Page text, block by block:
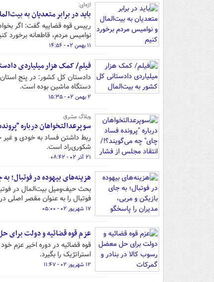
اژه‌ای:
باید ‌در برابر متعدیان به
رییس قوه قضاییه گفت: اگر
نوامیس مردم، قاطعانه برخورد
۱۱ بهمن ۰۲ - ۱۴:۵۶
فیلم/ کمک هزار میلیاردی
دستگاه ماشین بوده است.
۲ بهمن ۰۲ - ۱۵:۳۵
وبلاگ مشرق
سوپرعدالتخواهان درباره
ربط داشتن فساد به خودی و
شکوری‌راد است.
۲۱ آذر ۰۲ - ۰۸:۴۲
هزینه‌های بیهوده در فوتبال؛
بحث حیف‌ومیل بیت‌المال در
فوتبال را به عنوان مقصر اصلی
۱۷ شهریور ۰۲ - ۰۵:۰۰
عزم قوه قضائیه و دولت برای
قوه قضائیه در دوره اخیر عزم
استراتژیک را بگیرد.
۱۲ شهریور ۰۲ - ۱۱:۴۷